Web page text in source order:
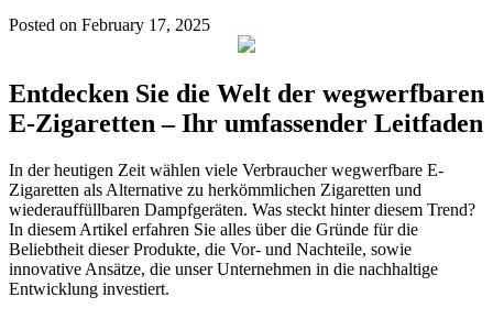
Posted on February 17, 2025
Entdecken Sie die Welt der wegwerfbaren
E-Zigaretten – Ihr umfassender Leitfaden
In der heutigen Zeit wählen viele Verbraucher wegwerfbare E-
Zigaretten als Alternative zu herkömmlichen Zigaretten und
wiederauffüllbaren Dampfgeräten. Was steckt hinter diesem Trend?
In diesem Artikel erfahren Sie alles über die Gründe für die
Beliebtheit dieser Produkte, die Vor- und Nachteile, sowie
innovative Ansätze, die unser Unternehmen in die nachhaltige
Entwicklung investiert.